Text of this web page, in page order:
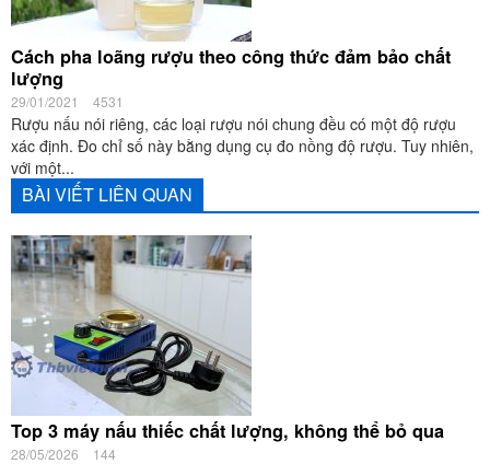
Cách pha loãng rượu theo công thức đảm bảo chất
lượng
29/01/2021 4531
Rượu nấu nói riêng, các loại rượu nói chung đều có một độ rượu
xác định. Đo chỉ số này bằng dụng cụ đo nồng độ rượu. Tuy nhiên,
với một...
BÀI VIẾT LIÊN QUAN
Top 3 máy nấu thiếc chất lượng, không thể bỏ qua
28/05/2026 144